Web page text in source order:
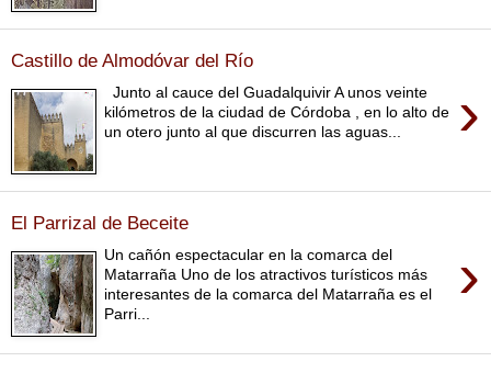
Castillo de Almodóvar del Río
›
Junto al cauce del Guadalquivir A unos veinte
kilómetros de la ciudad de Córdoba , en lo alto de
un otero junto al que discurren las aguas...
El Parrizal de Beceite
›
Un cañón espectacular en la comarca del
Matarraña Uno de los atractivos turísticos más
interesantes de la comarca del Matarraña es el
Parri...